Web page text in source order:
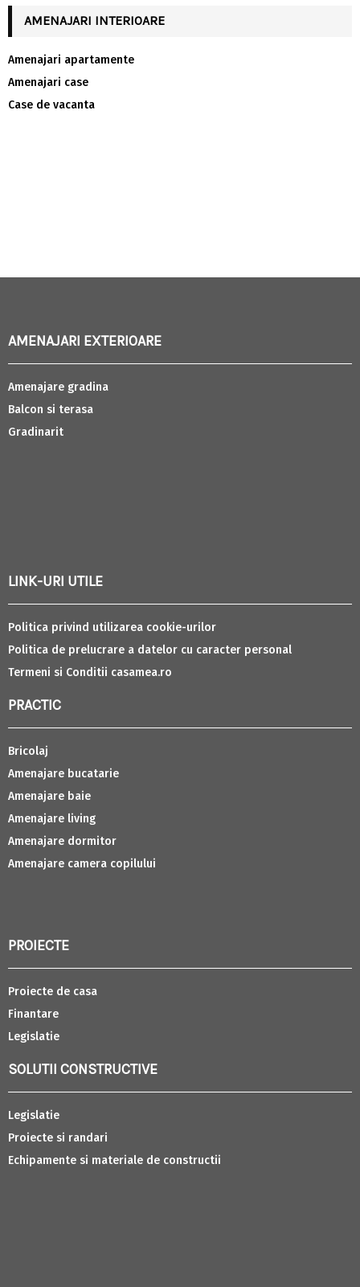
AMENAJARI INTERIOARE
Amenajari apartamente
Amenajari case
Case de vacanta
AMENAJARI EXTERIOARE
Amenajare gradina
Balcon si terasa
Gradinarit
LINK-URI UTILE
Politica privind utilizarea cookie-urilor
Politica de prelucrare a datelor cu caracter personal
Termeni si Conditii casamea.ro
PRACTIC
Bricolaj
Amenajare bucatarie
Amenajare baie
Amenajare living
Amenajare dormitor
Amenajare camera copilului
PROIECTE
Proiecte de casa
Finantare
Legislatie
SOLUTII CONSTRUCTIVE
Legislatie
Proiecte si randari
Echipamente si materiale de constructii